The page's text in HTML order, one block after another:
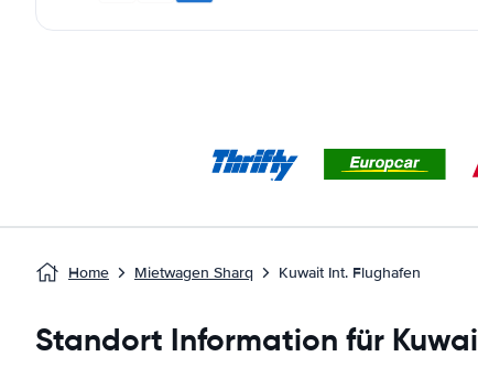
Home Mietwagen Sharq Kuwait Int. Flughafen
Standort Information für